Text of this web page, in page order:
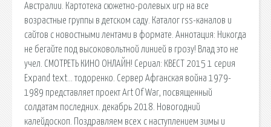
Австралии. Картотека сюжетно-ролевых игр на все
возрастные группы в детском саду. Каталог rss-каналов и
сайтов с новостными лентами в формате. Аннотация: Никогда
не бегайте под высоковольтной линией в грозу! Влад это не
учел. СМОТРЕТЬ КИНО ОНЛАЙН! Сериал: КВЕСТ 2015 1 серия
Expand text… тодоренко. Сервер Афганская война 1979-
1989 представляет проект Art Of War, посвященный
солдатам последних. декабрь 2018. Новогодний
калейдоскоп. Поздравляем всех с наступлением зимы и